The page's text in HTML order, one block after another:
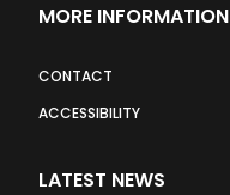
MORE INFORMATION
CONTACT
ACCESSIBILITY
LATEST NEWS